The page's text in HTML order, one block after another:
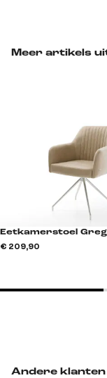
Andere
Meer artikels
Eetkamerstoel
€ 209,90